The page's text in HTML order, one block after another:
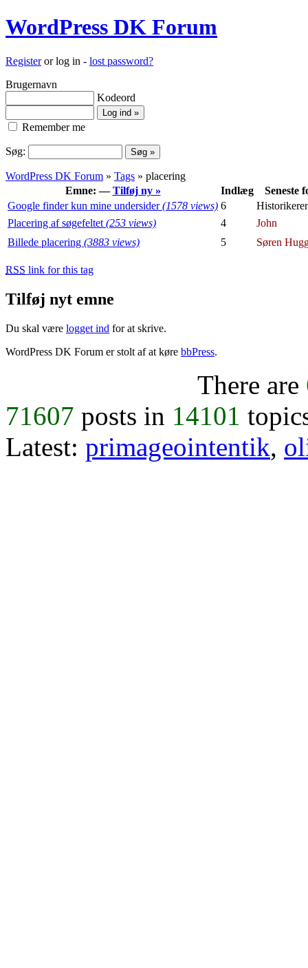
WordPress DK Forum
Registeror log in - lost password?
Brugernavn
Kodeord
Remember me
Søg:
WordPress DK Forum » Tags » placering
Emne: —Tilføj ny » Indlæg
Seneste
Google finder kun mine undersider(1578 views) 6
Placering af søgefeltet (253 views) 4
John
Billede placering (3883 views) 5 Søren
RSS link for this tag
Tilføj nyt emne
Du skal være logget ind for at skrive.
WordPress DK Forum er stolt af at køre bbPress.
There are
71607 posts in 14101
Latest: primageointentik,